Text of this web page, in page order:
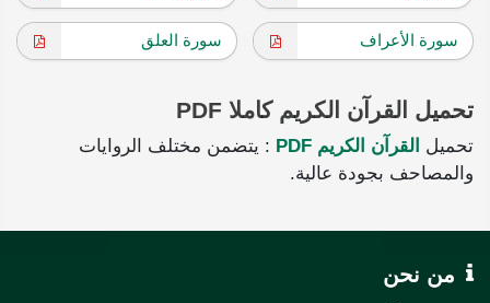
سورة الأعراف سورة العلق
تحميل القرآن الكريم كاملا PDF
تحميل القرآن الكريم PDF
: يتضمن مختلف الروايات
والمصاحف بجودة عالية.
من نحن